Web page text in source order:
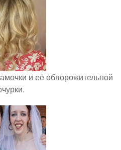
и её обворожительной